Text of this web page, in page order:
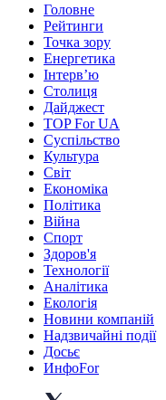
Головне
Рейтинги
Точка зору
Енергетика
Інтерв’ю
Столиця
Дайджест
TOP For UA
Суспiльство
Культура
Світ
Економіка
Політика
Війна
Спорт
Здоров'я
Технології
Аналітика
Екологія
Новини компаній
Надзвичайні події
Досьє
ИнфоFor